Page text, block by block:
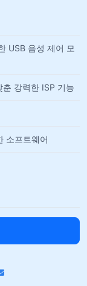
USB 음성 제어 모
강력한 ISP 기능
소프트웨어